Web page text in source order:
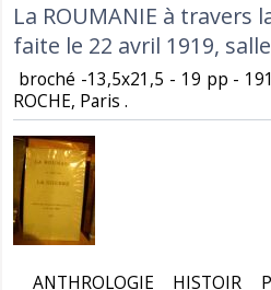
‎La ROUMANIE à travers
faite le 22 avril 1919,
broché -13,5x21,5 - 19 pp -
ROCHE, Paris .‎
ANTHROLOGIE HISTOIR